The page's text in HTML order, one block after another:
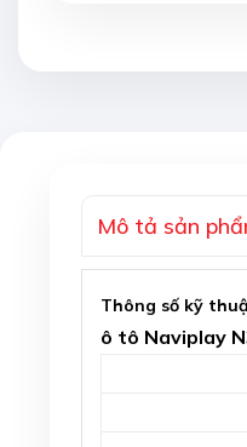
Mô tả sản
Thông số kỹ
ô tô Naviplay